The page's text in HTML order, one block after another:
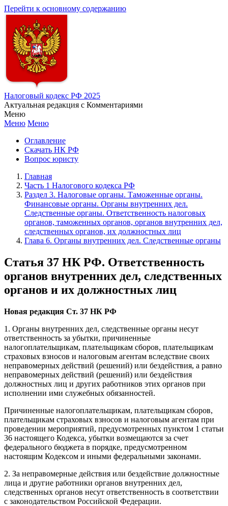
Перейти к основному содержанию
Налоговый кодекс РФ 2025
Актуальная редакция с Комментариями
Меню
Меню Меню
Оглавление
Скачать НК РФ
Вопрос юристу
Главная
Часть 1 Налогового кодекса РФ
Раздел 3. Налоговые органы. Таможенные органы.
Финансовые органы. Органы внутренних дел.
Следственные органы. Ответственность налоговых
органов, таможенных органов, органов внутренних дел,
следственных органов, их должностных лиц
Глава 6. Органы внутренних дел. Следственные органы
Статья 37 НК РФ. Ответственность
органов внутренних дел, следственных
органов и их должностных лиц
Новая редакция Ст. 37 НК РФ
1. Органы внутренних дел, следственные органы несут
ответственность за убытки, причиненные
налогоплательщикам, плательщикам сборов, плательщикам
страховых взносов и налоговым агентам вследствие своих
неправомерных действий (решений) или бездействия, а равно
неправомерных действий (решений) или бездействия
должностных лиц и других работников этих органов при
исполнении ими служебных обязанностей.
Причиненные налогоплательщикам, плательщикам сборов,
плательщикам страховых взносов и налоговым агентам при
проведении мероприятий, предусмотренных пунктом 1 статьи
36 настоящего Кодекса, убытки возмещаются за счет
федерального бюджета в порядке, предусмотренном
настоящим Кодексом и иными федеральными законами.
2. За неправомерные действия или бездействие должностные
лица и другие работники органов внутренних дел,
следственных органов несут ответственность в соответствии
с законодательством Российской Федерации.